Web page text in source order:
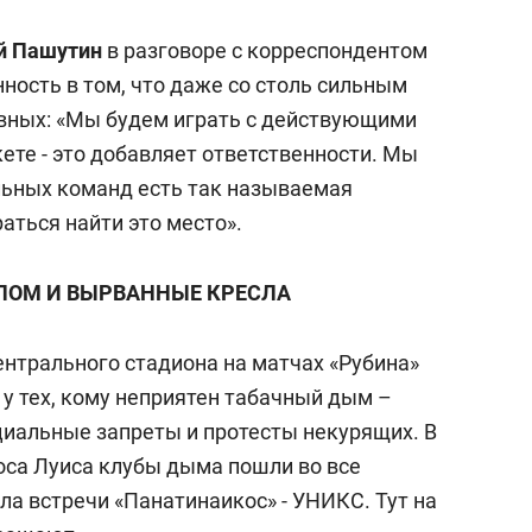
Пашутин в разговоре с корреспондентом
в том, что даже со столь сильным
«Мы будем играть с действующими
- это добавляет ответственности. Мы
команд есть так называемая
найти это место».
И ВЫРВАННЫЕ КРЕСЛА
стадиона на матчах «Рубина»
тех, кому неприятен табачный дым –
запреты и протесты некурящих. В
Луиса клубы дыма пошли во все
встречи «Панатинаикос» - УНИКС. Тут на